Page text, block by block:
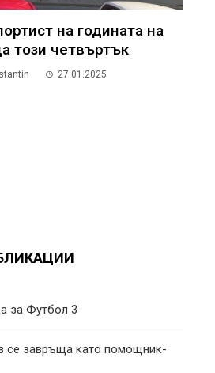
на годината на
този четвъртък
27.01.2025
за Футбол 3
се завръща като помощник-